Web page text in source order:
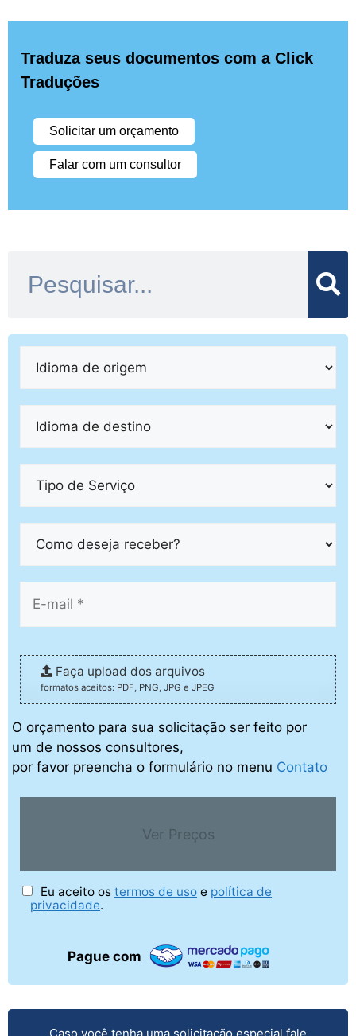
Traduza seus documentos com a Click
Traduções
Solicitar um orçamento
Falar com um consultor
Faça upload dos arquivos
formatos aceitos: PDF, PNG, JPG e JPEG
O orçamento para sua solicitação ser feito por
um de nossos consultores,
por favor preencha o formulário no menu Contato
Ver Preços
Eu aceito os termos de uso e política de
privacidade.
Pague com